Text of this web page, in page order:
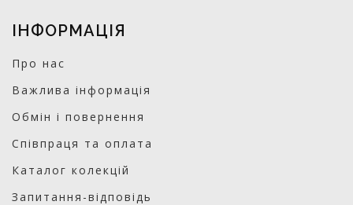
ІНФОРМАЦІЯ
Про нас
Важлива інформація
Обмін і повернення
Співпраця та оплата
Каталог колекцій
Запитання-відповідь